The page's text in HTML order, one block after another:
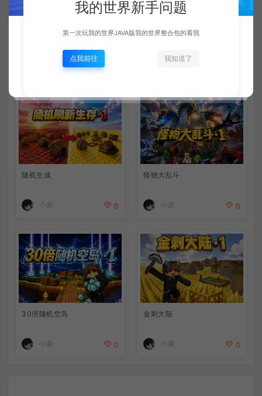
相关文章
随机生成
小豪 0
怪物大乱斗
小豪 0
30倍随机空岛
小豪 0
金刺大陆
小豪 0
我的世界新手问题
第一次玩我的世界JAVA版我的世界整合包的看我
点我前往 我知道了